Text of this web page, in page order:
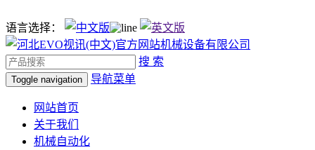
语言选择：
搜 索
Toggle navigation 导航菜单
网站首页
关于我们
机械自动化